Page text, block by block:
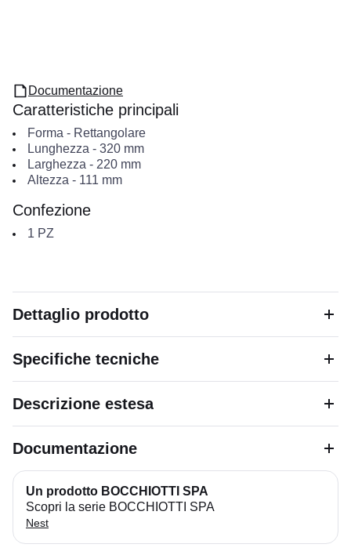
Documentazione
Caratteristiche principali
Forma - Rettangolare
Lunghezza - 320 mm
Larghezza - 220 mm
Altezza - 111 mm
Confezione
1 PZ
Dettaglio prodotto
Specifiche tecniche
Descrizione estesa
Documentazione
Un prodotto BOCCHIOTTI SPA
Scopri la serie BOCCHIOTTI SPA
Nest